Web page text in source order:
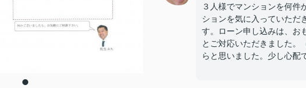
３人様でマンションを何件
ションを気に入っていただ
す。ローン申し込みは、お
とご対応いただきました。
らと思いました。少し心配